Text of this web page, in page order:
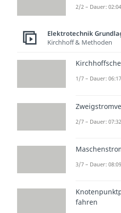
2/2 – Dauer: 02:04
Elektrotechnik
Kirchhoff & Methoden
1/7 – Dauer: 06:17
2/7 – Dauer: 07:32
3/7 – Dauer: 08:09
fahren